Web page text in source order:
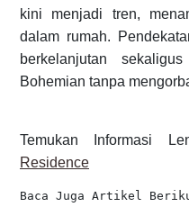
kini menjadi tren,
dalam rumah.
berkelanjutan
Bohemian tanpa
Temukan Informasi
Residence
Baca Juga Artikel